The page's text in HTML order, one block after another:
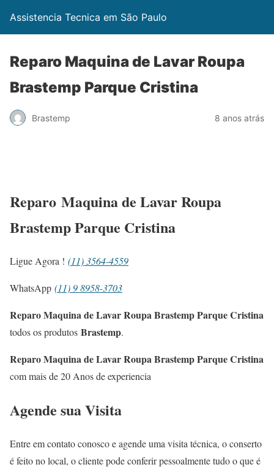
Assistencia Tecnica em São Paulo
Reparo Maquina de Lavar Roupa
Brastemp Parque Cristina
Brastemp 8 anos atrás
Reparo Maquina de Lavar Roupa
Brastemp Parque Cristina
Ligue Agora ! (11) 3564-4559
WhatsApp (11) 9 8958-3703
Reparo Maquina de Lavar Roupa Brastemp Parque Cristina
todos os produtos Brastemp.
Reparo Maquina de Lavar Roupa Brastemp Parque Cristina
com mais de 20 Anos de experiencia
Agende sua Visita
Entre em contato conosco e agende uma visita técnica, o conserto
é feito no local, o cliente pode conferir pessoalmente tudo o que é